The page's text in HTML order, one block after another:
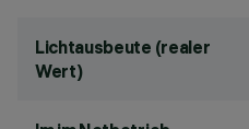
Lichtausbeute (realer
Wert)